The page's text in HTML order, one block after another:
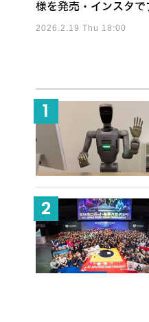
様を発売・インスタで
2026.2.19 Thu 18:00